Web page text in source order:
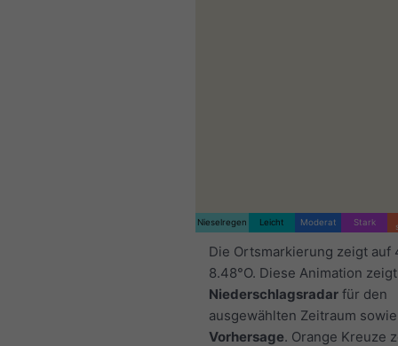
Nieselregen Leicht Moderat Stark
Die Ortsmarkierung zeigt auf
8.48°O. Diese Animation
Niederschlagsradar für den
ausgewählten Zeitraum
Vorhersage. Orange Kreuze